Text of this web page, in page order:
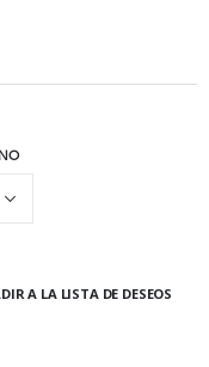
A LA LISTA DE DESEOS